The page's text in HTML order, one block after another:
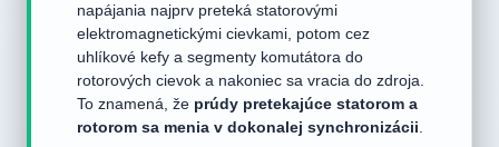
napájania najprv preteká statorovými
elektromagnetickými cievkami, potom cez
uhlíkové kefy a segmenty komutátora do
rotorových cievok a nakoniec sa vracia do zdroja.
To znamená, že prúdy pretekajúce statorom a
rotorom sa menia v dokonalej synchronizácii